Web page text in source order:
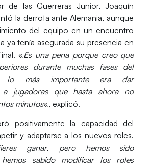
de las Guerreras Junior,Joaquín
la derrota ante Alemania, aunque
del equipo en un encuentro
ya tenía asegurada su presencia en
«Es una pena porque creo que
durante muchas fases del
lo más importante era dar
a jugadoras que hasta ahora no
minutos«, explicó.
positivamente la capacidad del
y adaptarse a los nuevos roles.
ganar, pero hemos sido
sabido modificar los roles